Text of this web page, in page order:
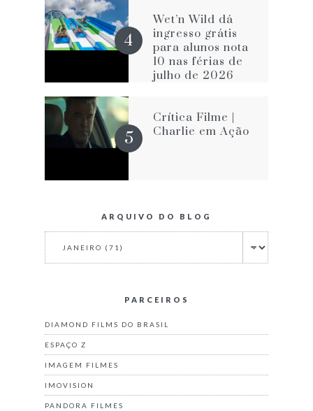
Wet’n Wild dá
ingresso grátis
para alunos nota
10 nas férias de
julho de 2026
Crítica Filme |
Charlie em Ação
ARQUIVO DO BLOG
PARCEIROS
DIAMOND FILMS DO BRASIL
ESPAÇO Z
IMAGEM FILMES
IMOVISION
PANDORA FILMES